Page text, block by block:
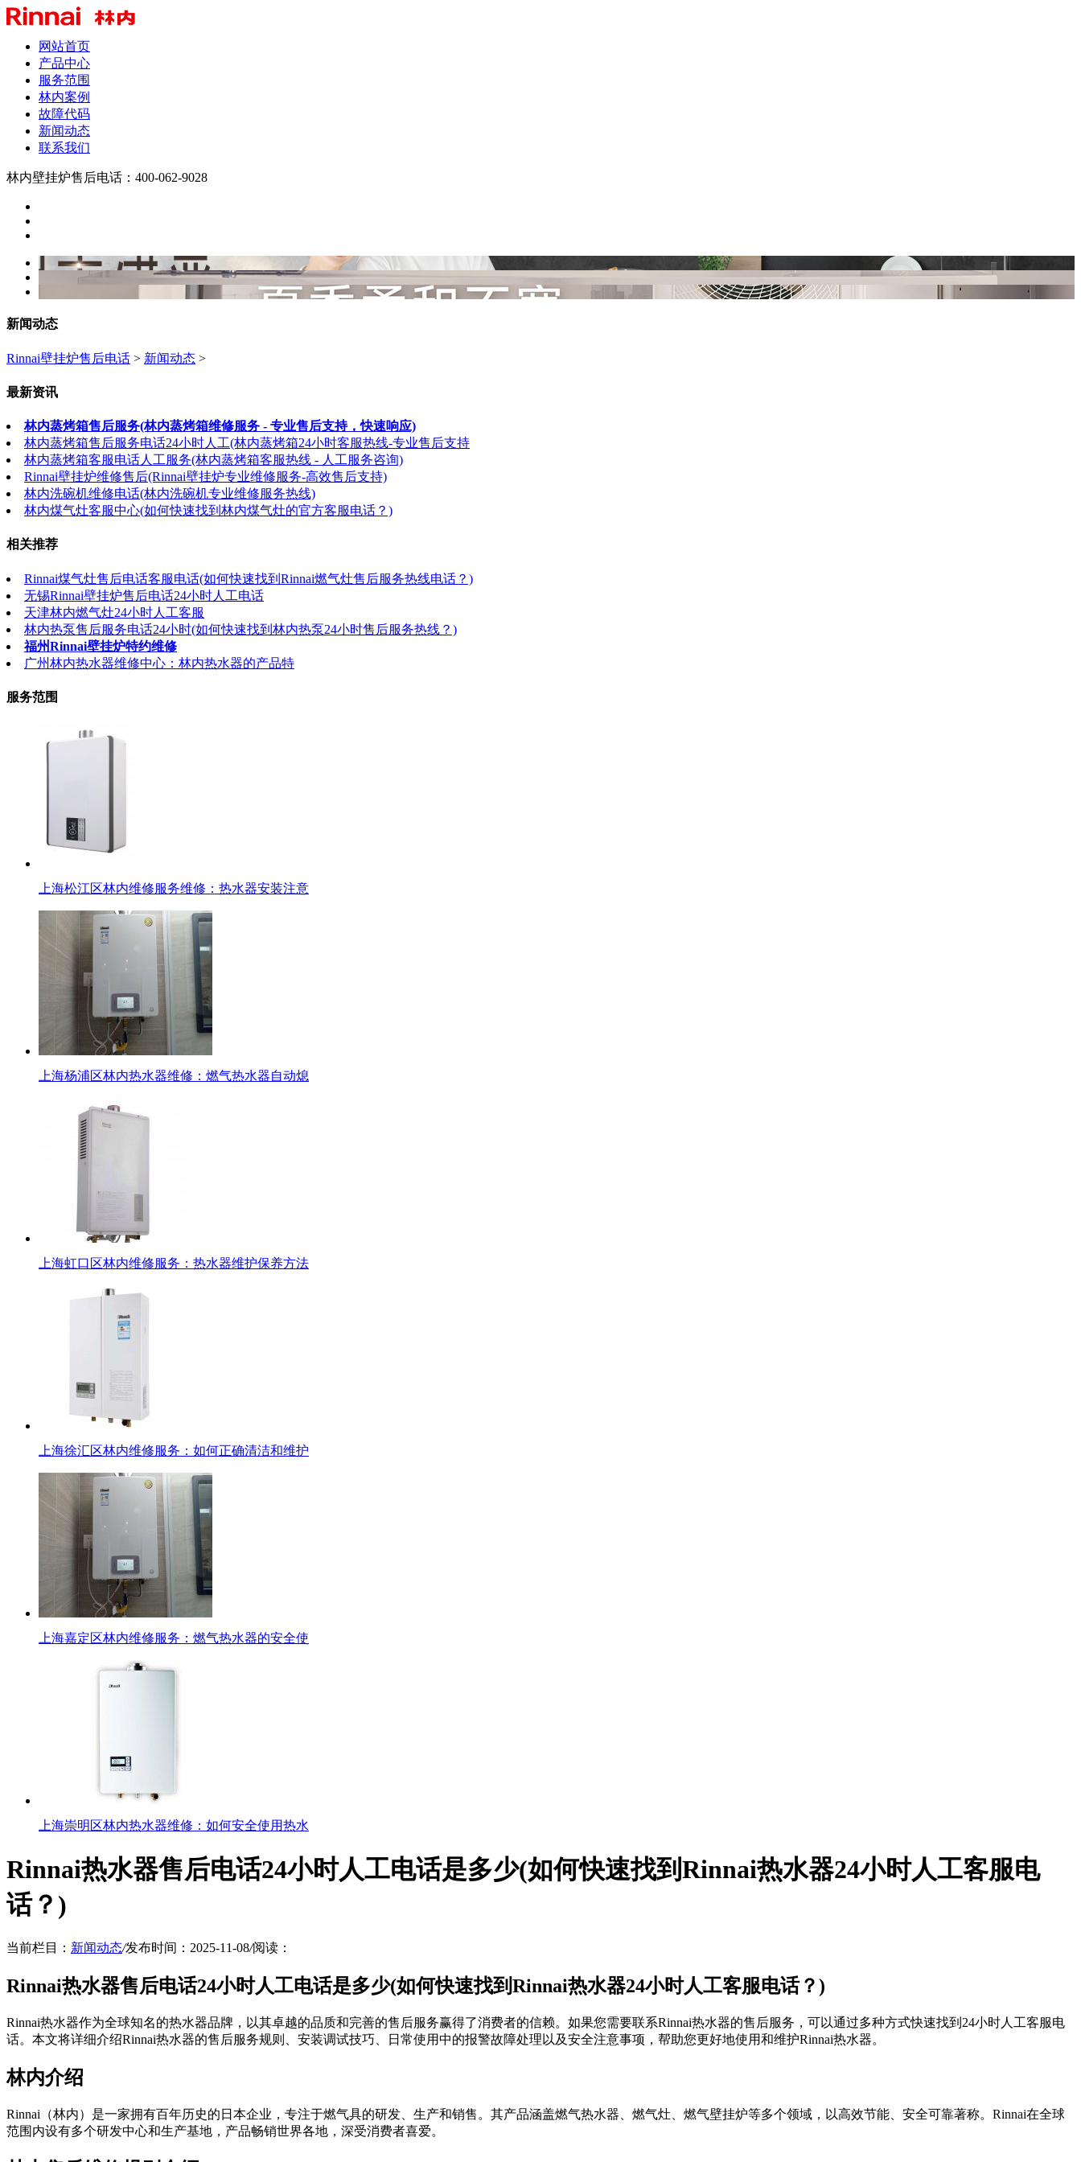
网站首页
产品中心
服务范围
林内案例
故障代码
新闻动态
联系我们
林内壁挂炉售后电话：400-062-9028
新闻动态
Rinnai壁挂炉售后电话 > 新闻动态 >
最新资讯
林内蒸烤箱售后服务(林内蒸烤箱维修服务 - 专业售后支持，快速响应)
林内蒸烤箱售后服务电话24小时人工(林内蒸烤箱24小时客服热线-专业售后支持
林内蒸烤箱客服电话人工服务(林内蒸烤箱客服热线 - 人工服务咨询)
Rinnai壁挂炉维修售后(Rinnai壁挂炉专业维修服务-高效售后支持)
林内洗碗机维修电话(林内洗碗机专业维修服务热线)
林内煤气灶客服中心(如何快速找到林内煤气灶的官方客服电话？)
相关推荐
Rinnai煤气灶售后电话客服电话(如何快速找到Rinnai燃气灶售后服务热线电话？)
无锡Rinnai壁挂炉售后电话24小时人工电话
天津林内燃气灶24小时人工客服
林内热泵售后服务电话24小时(如何快速找到林内热泵24小时售后服务热线？)
福州Rinnai壁挂炉特约维修
广州林内热水器维修中心：林内热水器的产品特
服务范围
上海松江区林内维修服务维修：热水器安装注意
上海杨浦区林内热水器维修：燃气热水器自动熄
上海虹口区林内维修服务：热水器维护保养方法
上海徐汇区林内维修服务：如何正确清洁和维护
上海嘉定区林内维修服务：燃气热水器的安全使
上海崇明区林内热水器维修：如何安全使用热水
Rinnai热水器售后电话24小时人工电话是多少(如何快速找到Rinnai热水器24小时人工客服电
话？)
当前栏目： 新闻动态/发布时间：2025-11-08/阅读：
Rinnai热水器售后电话24小时人工电话是多少(如何快速找到Rinnai热水器24小时人工客服电话？)
Rinnai热水器作为全球知名的热水器品牌，以其卓越的品质和完善的售后服务赢得了消费者的信赖。如果您需要联系Rinnai热水器的售后服务，可以通过多种方式快速找到24小时人工客服电
话。本文将详细介绍Rinnai热水器的售后服务规则、安装调试技巧、日常使用中的报警故障处理以及安全注意事项，帮助您更好地使用和维护Rinnai热水器。
林内介绍
Rinnai（林内）是一家拥有百年历史的日本企业，专注于燃气具的研发、生产和销售。其产品涵盖燃气热水器、燃气灶、燃气壁挂炉等多个领域，以高效节能、安全可靠著称。Rinnai在全球
范围内设有多个研发中心和生产基地，产品畅销世界各地，深受消费者喜爱。